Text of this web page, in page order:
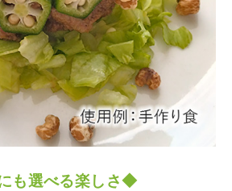
も選べる楽しさ◆